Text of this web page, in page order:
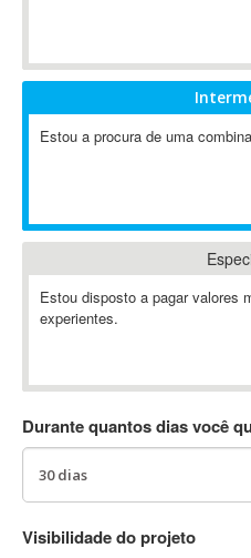
ABAP
Abaqus
ABBYY FineReader
Ableton
Ableton Push
Abstract
AC3
ACID Pro
Estou a procura de uma
Estou disposto a pagar valores
experientes.
Durante quantos dias você
Visibilidade do projeto